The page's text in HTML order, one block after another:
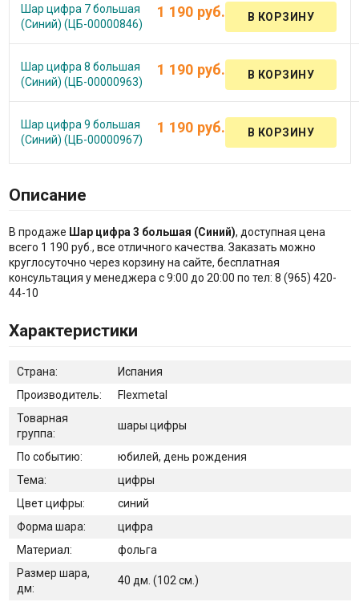
Шар цифра 7 большая
(Синий) (ЦБ-00000846)
1 190 руб.
Шар цифра 8 большая
(Синий) (ЦБ-00000963)
1 190 руб.
Шар цифра 9 большая
(Синий) (ЦБ-00000967)
1 190 руб.
Описание
В продаже Шар цифра 3 большая (Синий), доступная цена
всего 1 190 руб., все отличного качества. Заказать можно
круглосуточно через корзину на сайте, бесплатная
консультация у менеджера с 9:00 до 20:00 по тел: 8 (965) 420-
44-10
Характеристики
Страна:
Испания
Производитель:
Flexmetal
Товарная
группа:
шары цифры
По событию:
юбилей, день рождения
Тема:
цифры
Цвет цифры:
синий
Форма шара:
цифра
Материал:
фольга
Размер шара,
дм:
40 дм. (102 см.)